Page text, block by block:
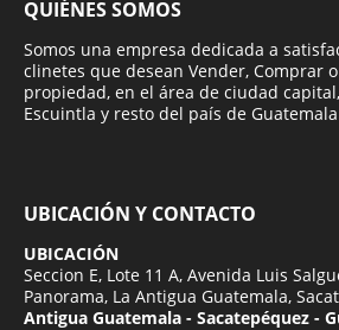
QUIÉNES SOMOS
Somos una empresa dedicada a
clinetes que desean Vender, Comprar
propiedad, en el área de ciudad
Escuintla y resto del país de Guatemala
UBICACIÓN Y CONTACTO
UBICACIÓN
Seccion E, Lote 11 A, Avenida Luis
Panorama, La Antigua Guatemala,
Antigua Guatemala - Sacatepéquez -